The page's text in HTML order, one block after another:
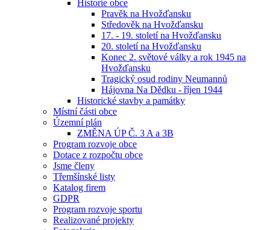
Historie obce
Pravěk na Hvožďansku
Středověk na Hvožďansku
17. - 19. století na Hvožďansku
20. století na Hvožďansku
Konec 2. světové války a rok 1945 na
Hvožďansku
Tragický osud rodiny Neumannů
Hájovna Na Dědku - říjen 1944
Historické stavby a památky
Místní části obce
Územní plán
ZMĚNA ÚP Č. 3 A a 3B
Program rozvoje obce
Dotace z rozpočtu obce
Jsme členy
Třemšínské listy
Katalog firem
GDPR
Program rozvoje sportu
Realizované projekty